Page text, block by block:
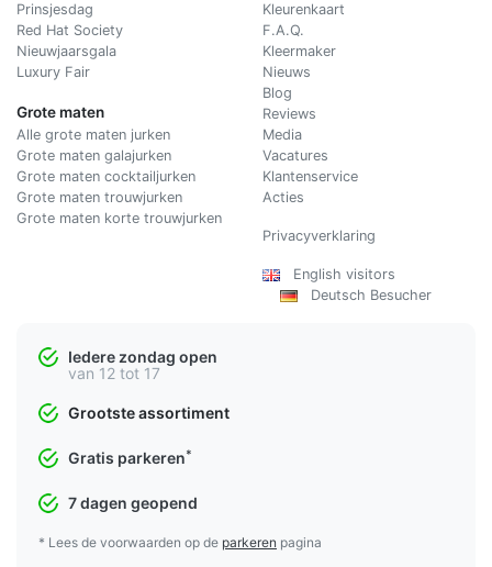
Prinsjesdag
Red Hat Society
Nieuwjaarsgala
Luxury Fair
Grote maten
Alle grote maten jurken
Grote maten galajurken
Grote maten cocktailjurken
Grote maten trouwjurken
Grote maten korte trouwjurken
Kleurenkaart
F.A.Q.
Kleermaker
Nieuws
Blog
Reviews
Media
Vacatures
Klantenservice
Acties
Privacyverklaring
English visitors
Deutsch Besucher
Iedere zondag open
van 12 tot 17
Grootste assortiment
Gratis parkeren*
7 dagen geopend
* Lees de voorwaarden op de parkeren pagina